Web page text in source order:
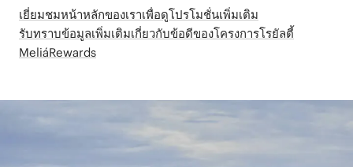
เยี่ยมชมหน้าหลักของเราเพื่อดูโปรโมชั่นเพิ่มเติม
รับทราบข้อมูลเพิ่มเติมเกี่ยวกับข้อดีของโครงการโรยัลตี้
MeliáRewards